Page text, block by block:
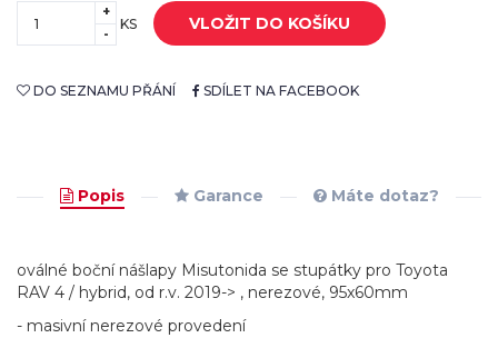
+
-
KS VLOŽIT DO KOŠÍKU
DO SEZNAMU PŘÁNÍ SDÍLET NA FACEBOOK
Popis Garance Máte dotaz?
oválné boční nášlapy Misutonida se stupátky pro Toyota
RAV 4 / hybrid, od r.v. 2019-> , nerezové, 95x60mm
- masivní nerezové provedení